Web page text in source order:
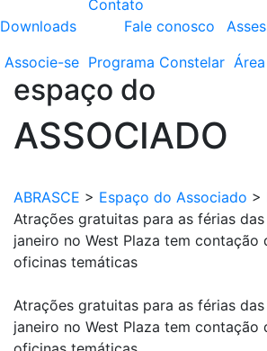
Downloads
Contato
Fale conosco
Associe-se Programa Constelar Área
espaço do
ASSOCIADO
ABRASCE > Espaço do Associado >
Atrações gratuitas para as férias
janeiro no West Plaza tem contação
oficinas temáticas
Atrações gratuitas para as férias
janeiro no West Plaza tem contação